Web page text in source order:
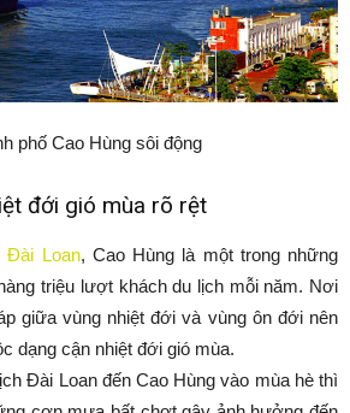
phố Cao Hùng sôi động
đới gió mùa rõ rệt
Đài Loan, Cao Hùng là một trong những
triệu lượt khách du lịch mỗi năm. Nơi
giữa vùng nhiệt đới và vùng ôn đới nên
dạng cận nhiệt đới gió mùa.
Đài Loan đến Cao Hùng vào mùa hè thì